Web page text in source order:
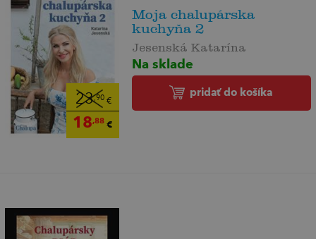
23,90€
18,88€
Moja chalupárska
kuchyňa 2
Jesenská Katarína
Na sklade
pridať do košíka